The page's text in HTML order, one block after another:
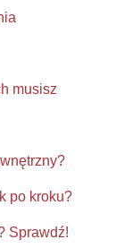
musisz
po kroku?
Sprawdź!